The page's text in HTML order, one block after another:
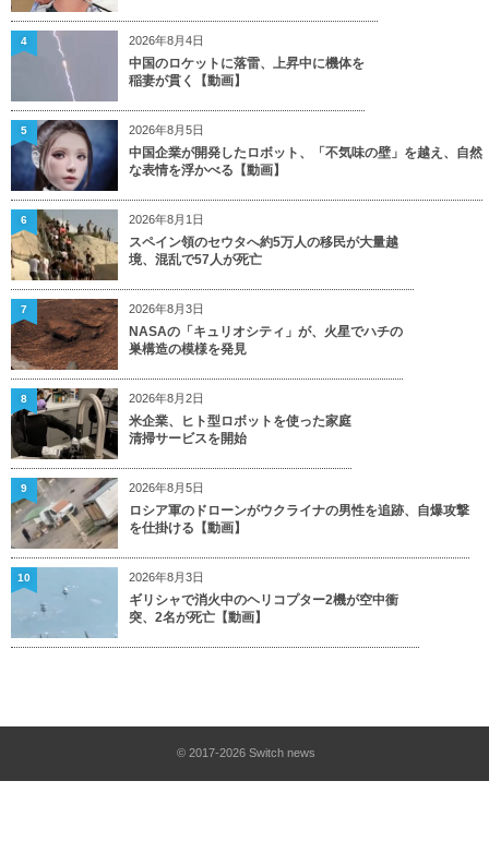
2026年8月4日
中国のロケットに落雷、上昇中に機体を
稲妻が貫く【動画】
4
2026年8月5日
中国企業が開発したロボット、「不気味の壁」を越え、自然
な表情を浮かべる【動画】
5
2026年8月1日
スペイン領のセウタへ約5万人の移民が大量越
境、混乱で57人が死亡
6
2026年8月3日
NASAの「キュリオシティ」が、火星でハチの
巣構造の模様を発見
7
2026年8月2日
米企業、ヒト型ロボットを使った家庭
清掃サービスを開始
8
2026年8月5日
ロシア軍のドローンがウクライナの男性を追跡、自爆攻撃
を仕掛ける【動画】
9
2026年8月3日
ギリシャで消火中のヘリコプター2機が空中衝
突、2名が死亡【動画】
10
© 2017-2026Switch news